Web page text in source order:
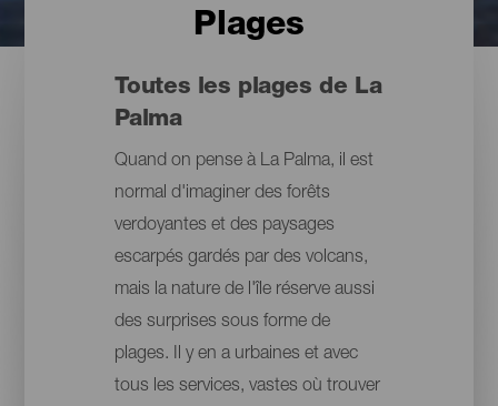
Plages
Toutes les plages de La
Palma
Quand on pense à La Palma, il est
normal d'imaginer des forêts
verdoyantes et des paysages
escarpés gardés par des volcans,
mais la nature de l'île réserve aussi
des surprises sous forme de
plages. Il y en a urbaines et avec
tous les services, vastes où trouver